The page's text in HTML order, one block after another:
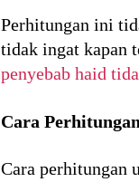
Perhitungan ini
tidak ingat kapan
penyebab haid
Cara
Cara perhitungan